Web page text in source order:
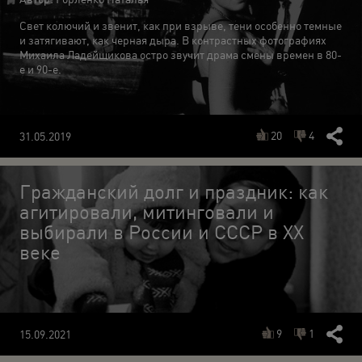
Свет колючий и звенит, как при взрыве, тени особенно темные
и затягивают, как черная дыра. В контрастных фотографиях
Михаила Ладейщикова остро звучит драма смены времен в 80-
е и 90-е.
31.05.2019 20 4
Гражданский долг и праздник: как
агитировали, митинговали и
выбирали в России и СССР в ХХ
веке
15.09.2021 9 1